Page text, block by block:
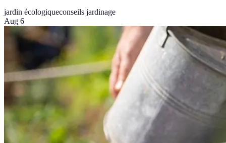
jardin écologiqueconseils jardinage
Aug 6